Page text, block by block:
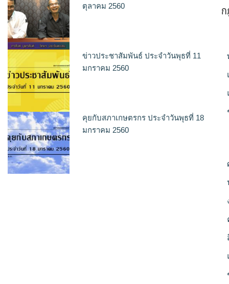
ตุลาคม 2560
ข่าวประชาสัมพันธ์ ประจำวันพุธที่ 11
มกราคม 2560
คุยกับสภาเกษตรกร ประจำวันพุธที่ 18
มกราคม 2560